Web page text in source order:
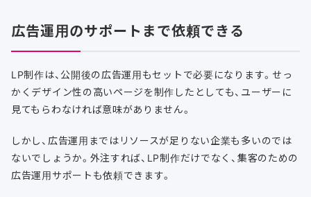
広告運用のサポートまで依頼できる
LP制作は、公開後の広告運用もセットで必要になります。せっ
かくデザイン性の高いページを制作したとしても、ユーザーに
見てもらわなければ意味がありません。
しかし、広告運用まではリソースが足りない企業も多いのでは
ないでしょうか。外注すれば、LP制作だけでなく、集客のための
広告運用サポートも依頼できます。